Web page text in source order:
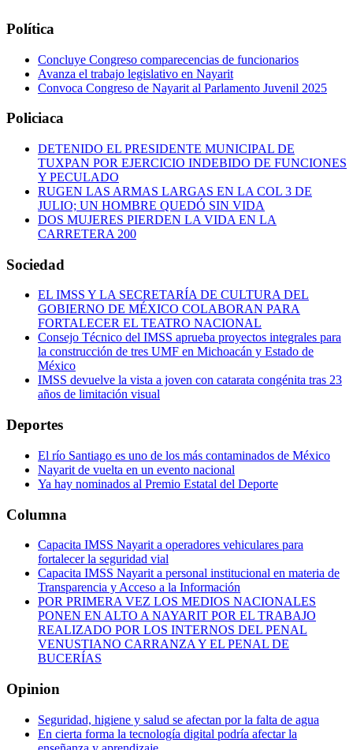
Política
Concluye Congreso comparecencias de funcionarios
Avanza el trabajo legislativo en Nayarit
Convoca Congreso de Nayarit al Parlamento Juvenil 2025
Policiaca
DETENIDO EL PRESIDENTE MUNICIPAL DE
TUXPAN POR EJERCICIO INDEBIDO DE FUNCIONES
Y PECULADO
RUGEN LAS ARMAS LARGAS EN LA COL 3 DE
JULIO; UN HOMBRE QUEDÓ SIN VIDA
DOS MUJERES PIERDEN LA VIDA EN LA
CARRETERA 200
Sociedad
EL IMSS Y LA SECRETARÍA DE CULTURA DEL
GOBIERNO DE MÉXICO COLABORAN PARA
FORTALECER EL TEATRO NACIONAL
Consejo Técnico del IMSS aprueba proyectos integrales para
la construcción de tres UMF en Michoacán y Estado de
México
IMSS devuelve la vista a joven con catarata congénita tras 23
años de limitación visual
Deportes
El río Santiago es uno de los más contaminados de México
Nayarit de vuelta en un evento nacional
Ya hay nominados al Premio Estatal del Deporte
Columna
Capacita IMSS Nayarit a operadores vehiculares para
fortalecer la seguridad vial
Capacita IMSS Nayarit a personal institucional en materia de
Transparencia y Acceso a la Información
POR PRIMERA VEZ LOS MEDIOS NACIONALES
PONEN EN ALTO A NAYARIT POR EL TRABAJO
REALIZADO POR LOS INTERNOS DEL PENAL
VENUSTIANO CARRANZA Y EL PENAL DE
BUCERÍAS
Opinion
Seguridad, higiene y salud se afectan por la falta de agua
En cierta forma la tecnología digital podría afectar la